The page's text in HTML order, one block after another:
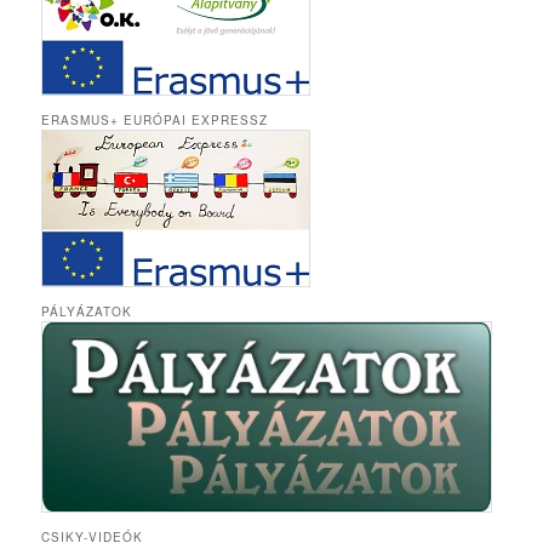
ERASMUS+ EURÓPAI EXPRESSZ
PÁLYÁZATOK
CSIKY-VIDEÓK